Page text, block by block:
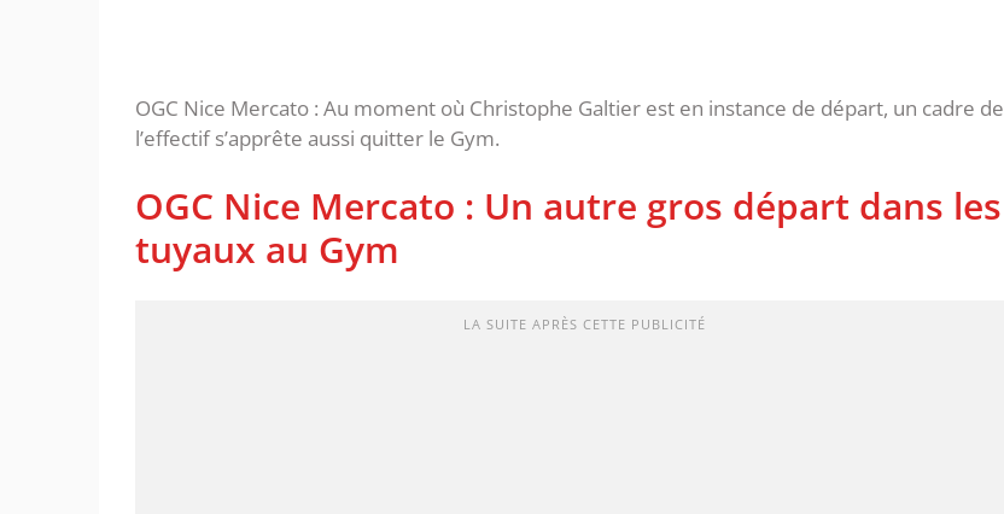
OGC Nice Mercato : Au moment où Christophe Galtier est en instance de départ, un cadre de
l’effectif s’apprête aussi quitter le Gym.
OGC Nice Mercato : Un autre gros départ dans les
tuyaux au Gym
LA SUITE APRÈS CETTE PUBLICITÉ